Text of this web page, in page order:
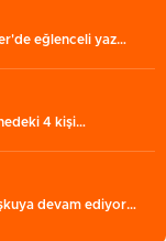
eğlenceli yaz…
4 kişi…
devam ediyor…